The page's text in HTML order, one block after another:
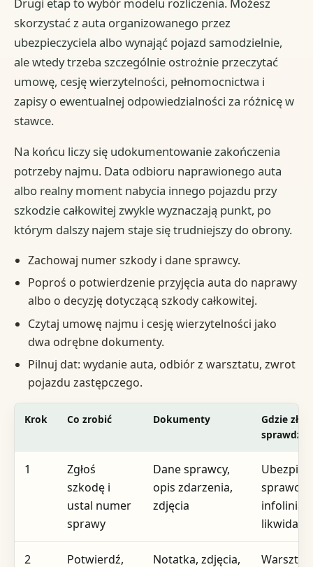
skorzystać z auta organizowanego przez
ubezpieczyciela albo wynająć pojazd samodzielnie,
ale wtedy trzeba szczególnie ostrożnie przeczytać
umowę, cesję wierzytelności, pełnomocnictwa i
zapisy o ewentualnej odpowiedzialności za różnicę w
stawce.
Na końcu liczy się udokumentowanie zakończenia
potrzeby najmu. Data odbioru naprawionego auta
albo realny moment nabycia innego pojazdu przy
szkodzie całkowitej zwykle wyznaczają punkt, po
którym dalszy najem staje się trudniejszy do obrony.
Zachowaj numer szkody i dane sprawcy.
Poproś o potwierdzenie przyjęcia auta do naprawy
albo o decyzję dotyczącą szkody całkowitej.
Czytaj umowę najmu i cesję wierzytelności jako
dwa odrębne dokumenty.
Pilnuj dat: wydanie auta, odbiór z warsztatu, zwrot
pojazdu zastępczego.
Krok Co zrobić Dokumenty
Gdzie
sprawdzić
1
Zgłoś
szkodę i
ustal numer
sprawy
Dane sprawcy,
opis zdarzenia,
zdjęcia
sprawcy
infolinia
2
Potwierdź,
Notatka, zdjęcia,
Warsztat,